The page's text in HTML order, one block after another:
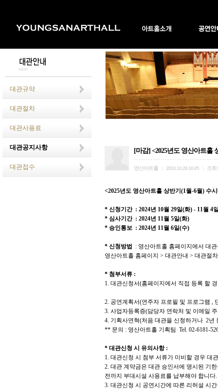
대관규약
대관절차
대관사용료
대관공지사항
대관접수
[마감] <2025년도 영산아트홀
영산아트홀 2024.10.28 16:45 조회
<2025년도 영산아트홀 상반기 (1월-6월) 수
* 신청기간 : 2024년 10월 29일(화) - 11월 4
* 심사기간 : 2024년 11월 5일(화)
* 승인통보 : 2024년 11월 6일(수)
* 신청방법 : 영산아트홀 홈페이지에서 대
영산아트홀 홈페이지 > 대관안내 > 대관절차
* 첨부서류:
1. 대관신청서(홈페이지에서 직접 등록 할
2. 공연계획서(연주자 프로필 및 프로그램 ,
3. 사업자등록증(담당자 연락처 및 이메일
4. 기획사연혁(처음 대관을 신청하거나 2년
** 문의 : 영산아트홀 기획팀 Tel. 02-6181-
* 대관신청 시 유의사항 :
1. 대관신청 시 첨부 서류가 미비할 경우 대
2. 대관 계약금은 대관 승인서에 명시된 기
전까지 부대시설 사용료를 납부해야 합니다.
3. 대관신청 시 공연시간에 따른 리허설 시